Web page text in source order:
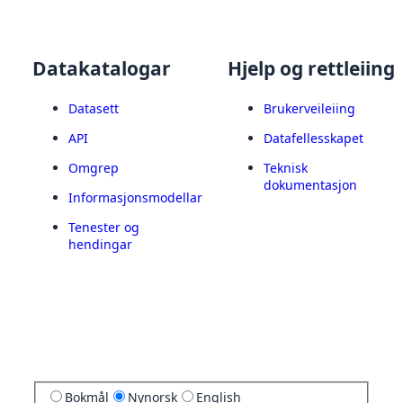
Datakatalogar
Datasett
API
Omgrep
Informasjonsmodellar
Tenester og
hendingar
Hjelp og rettleiing
Brukerveileiing
Datafellesskapet
Teknisk
dokumentasjon
Bokmål Nynorsk English